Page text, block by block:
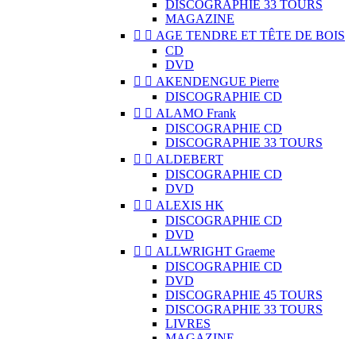
DISCOGRAPHIE 33 TOURS
MAGAZINE
  AGE TENDRE ET TÊTE DE BOIS
CD
DVD
  AKENDENGUE Pierre
DISCOGRAPHIE CD
  ALAMO Frank
DISCOGRAPHIE CD
DISCOGRAPHIE 33 TOURS
  ALDEBERT
DISCOGRAPHIE CD
DVD
  ALEXIS HK
DISCOGRAPHIE CD
DVD
  ALLWRIGHT Graeme
DISCOGRAPHIE CD
DVD
DISCOGRAPHIE 45 TOURS
DISCOGRAPHIE 33 TOURS
LIVRES